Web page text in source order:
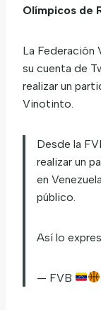
Olímpicos de
La Federación
su cuenta de
realizar un
Vinotinto.
Desde la
realizar un
en
público.
Así lo
— FVB